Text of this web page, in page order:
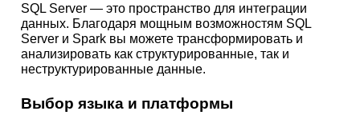
SQL Server — это пространство для интеграции
данных. Благодаря мощным возможностям SQL
Server и Spark вы можете трансформировать и
анализировать как структурированные, так и
неструктурированные данные.
Выбор языка и платформы